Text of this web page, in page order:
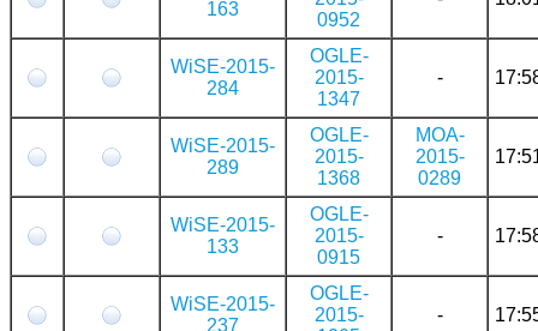
163
0952
WiSE-2015-
284
OGLE-
2015-
1347
-
WiSE-2015-
289
OGLE-
2015-
1368
MOA-
2015-
0289
WiSE-2015-
133
OGLE-
2015-
0915
-
WiSE-2015-
237
OGLE-
2015-
-